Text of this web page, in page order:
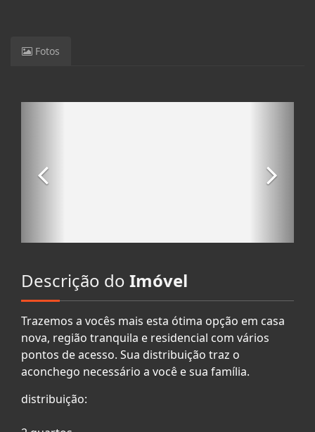
Fotos
Descrição do Imóvel
Trazemos a vocês mais esta ótima opção em casa
nova, região tranquila e residencial com vários
pontos de acesso. Sua distribuição traz o
aconchego necessário a você e sua família.
distribuição: